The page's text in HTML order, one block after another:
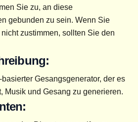
Sie zu, an diese
gebunden zu sein. Wenn Sie
zustimmen, sollten Sie den
Gesangsgenerator, der es
Musik und Gesang zu generieren.